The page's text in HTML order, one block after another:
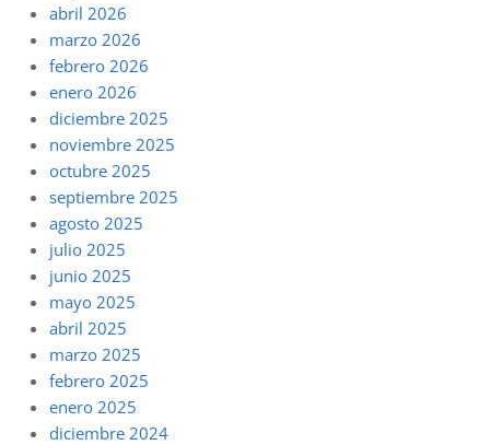
abril 2026
marzo 2026
febrero 2026
enero 2026
diciembre 2025
noviembre 2025
octubre 2025
septiembre 2025
agosto 2025
julio 2025
junio 2025
mayo 2025
abril 2025
marzo 2025
febrero 2025
enero 2025
diciembre 2024